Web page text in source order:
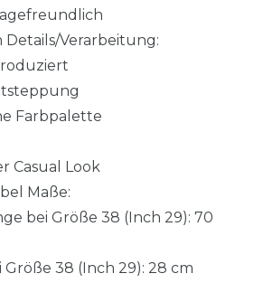
Details/Verarbeitung:
Farbpalette
Casual Look
Maße:
bei Größe 38 (Inch 29): 70
38 (Inch 29): 28 cm